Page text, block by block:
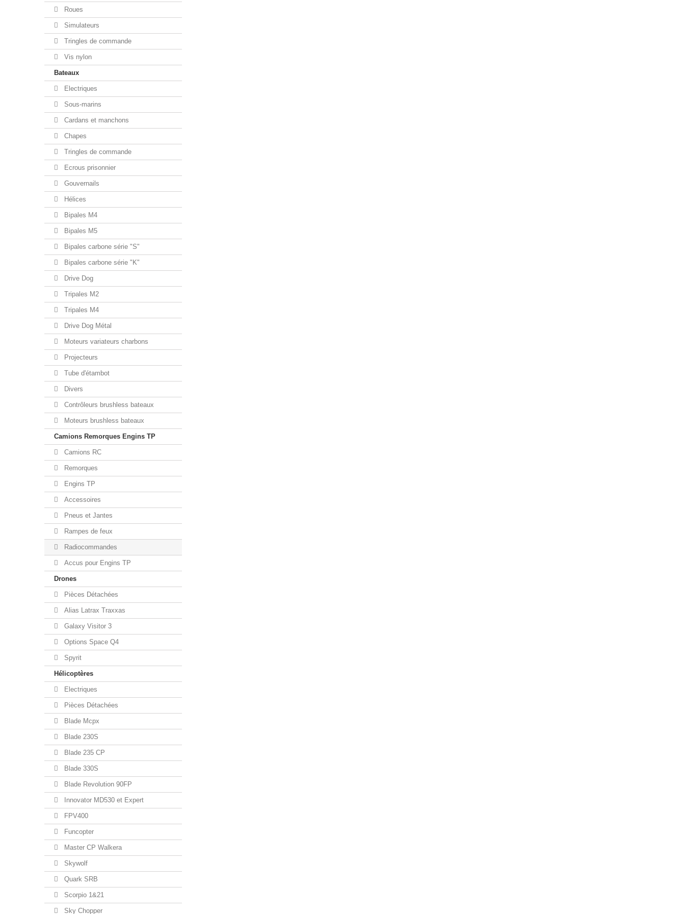
Roues
Simulateurs
Tringles de commande
Vis nylon
Bateaux
Electriques
Sous-marins
Cardans et manchons
Chapes
Tringles de commande
Ecrous prisonnier
Gouvernails
Hélices
Bipales M4
Bipales M5
Bipales carbone série "S"
Bipales carbone série "K"
Drive Dog
Tripales M2
Tripales M4
Drive Dog Métal
Moteurs variateurs charbons
Projecteurs
Tube d'étambot
Divers
Contrôleurs brushless bateaux
Moteurs brushless bateaux
Camions Remorques Engins TP
Camions RC
Remorques
Engins TP
Accessoires
Pneus et Jantes
Rampes de feux
Radiocommandes
Accus pour Engins TP
Drones
Pièces Détachées
Alias Latrax Traxxas
Galaxy Visitor 3
Options Space Q4
Spyrit
Hélicoptères
Electriques
Pièces Détachées
Blade Mcpx
Blade 230S
Blade 235 CP
Blade 330S
Blade Revolution 90FP
Innovator MD530 et Expert
FPV400
Funcopter
Master CP Walkera
Skywolf
Quark SRB
Scorpio 1&21
Sky Chopper